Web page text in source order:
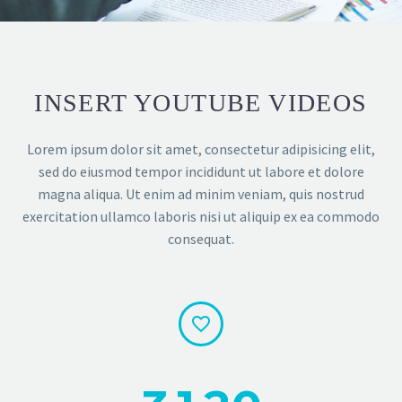
INSERT YOUTUBE VIDEOS
Lorem ipsum dolor sit amet, consectetur adipisicing elit,
sed do eiusmod tempor incididunt ut labore et dolore
magna aliqua. Ut enim ad minim veniam, quis nostrud
exercitation ullamco laboris nisi ut aliquip ex ea commodo
consequat.

